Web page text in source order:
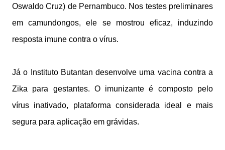
Oswaldo Cruz) de Pernambuco. Nos testes preliminares
em camundongos, ele se mostrou eficaz, induzindo
resposta imune contra o vírus.
Já o Instituto Butantan desenvolve uma vacina contra a
Zika para gestantes. O imunizante é composto pelo
vírus inativado, plataforma considerada ideal e mais
segura para aplicação em grávidas.